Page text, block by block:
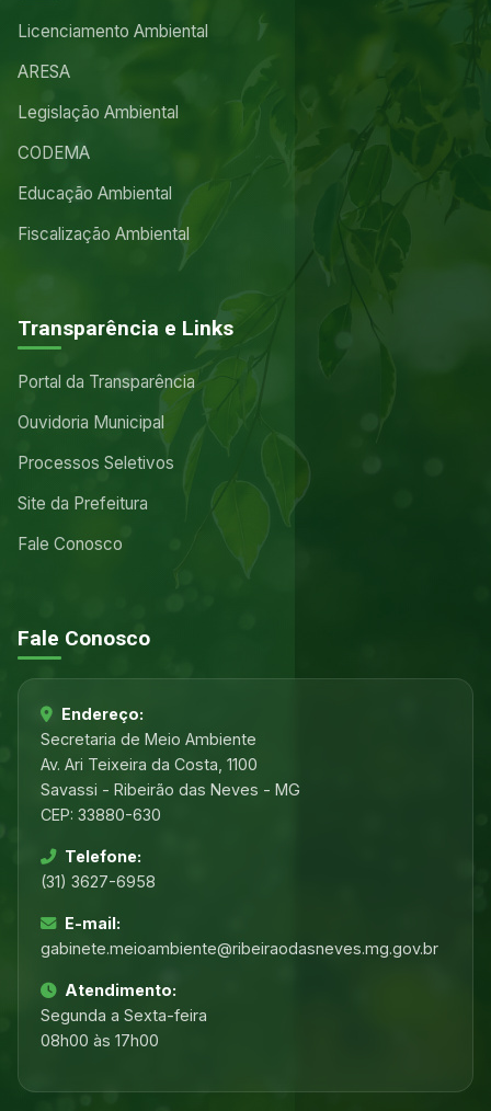
Licenciamento Ambiental
ARESA
Legislação Ambiental
CODEMA
Educação Ambiental
Fiscalização Ambiental
Transparência e Links
Portal da Transparência
Ouvidoria Municipal
Processos Seletivos
Site da Prefeitura
Fale Conosco
Fale Conosco
Endereço:
Secretaria de Meio Ambiente
Av. Ari Teixeira da Costa, 1100
Savassi - Ribeirão das Neves - MG
CEP: 33880-630
Telefone:
(31) 3627-6958
E-mail:
gabinete.meioambiente@ribeiraodasneves.mg.gov.br
Atendimento:
Segunda a Sexta-feira
08h00 às 17h00